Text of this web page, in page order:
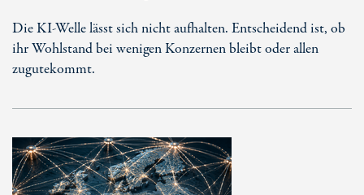
Die KI-Welle lässt sich nicht aufhalten. Entscheidend ist, ob
ihr Wohlstand bei wenigen Konzernen bleibt oder allen
zugutekommt.